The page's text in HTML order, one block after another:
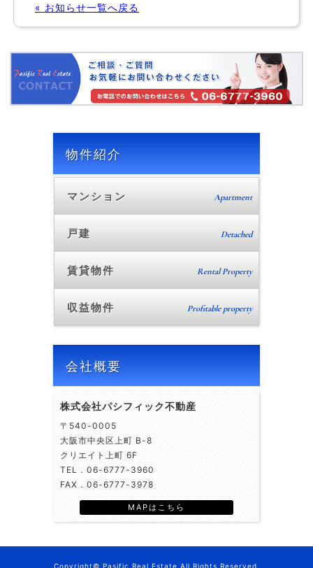
« お知らせ一覧へ戻る
物件紹介
マンション Apartment
戸建 Detached
賃貸物件 Rental Property
収益物件 Profitable property
会社概要
株式会社パシフィック不動産
〒540-0005
大阪市中央区上町 B-8
クリエイト上町 6F
TEL．06-6777-3960
FAX．06-6777-3978
MAPはこちら
Copyright© Pasific Real Estate All Rights Reserved.